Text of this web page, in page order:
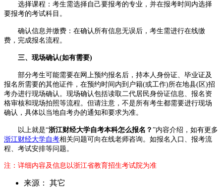
选择课程：考生需选择自己要报考的专业，并在报考时间内选择
要报考的考试科目。
确认信息并缴费：在确认所有信息无误后，考生需进行在线缴
费，完成报名流程。
三、现场确认(如有需要)
部分考生可能需要在网上预约报名后，持本人身份证、毕业证及
报名所需要的其他证件，在预约时间内到户籍(或工作)所在地县(区)招
考办进行现场确认。现场确认包括读取二代居民身份证信息、报名资
格审核和现场拍照等流程。但请注意，不是所有考生都需要进行现场
确认，具体以当地自考办的通知和要求为准。
以上就是“浙江财经大学自考本科怎么报名？ ”内容介绍，如有更多
浙江财经大学自考相关问题可向在线老师咨询。如报名入口、报考流
程、考试安排等问题。
注：详细内容及信息以浙江省教育招生考试院为准
来源： 其它